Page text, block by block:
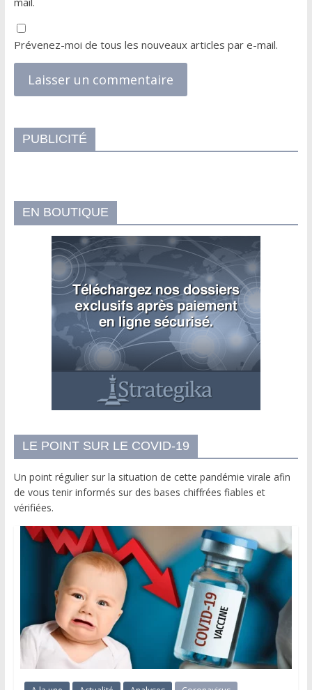
Prévenez-moi de tous les nouveaux articles par e-mail.
PUBLICITÉ
EN BOUTIQUE
LE POINT SUR LE COVID-19
Un point régulier sur la situation de cette pandémie virale afin
de vous tenir informés sur des bases chiffrées fiables et
vérifiées.